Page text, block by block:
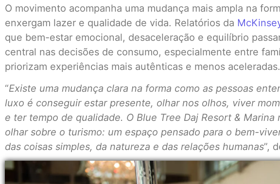
O movimento acompanha uma mudança mais ampla na
enxergam lazer e qualidade de vida. Relatórios da
que bem-estar emocional, desaceleração e equilíbrio
central nas decisões de consumo, especialmente entre
priorizam experiências mais autênticas e menos aceleradas.
“Existe uma mudança clara na forma como as pessoas
luxo é conseguir estar presente, olhar nos olhos, viver
e ter tempo de qualidade. O Blue Tree Daj Resort & Marina
olhar sobre o turismo: um espaço pensado para o bem-
das coisas simples, da natureza e das relações humanas”,